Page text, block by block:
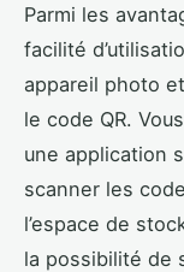
Parmi les
facilité
appareil photo
le code QR.
une application
scanner les
l’espace de
la possibilité de